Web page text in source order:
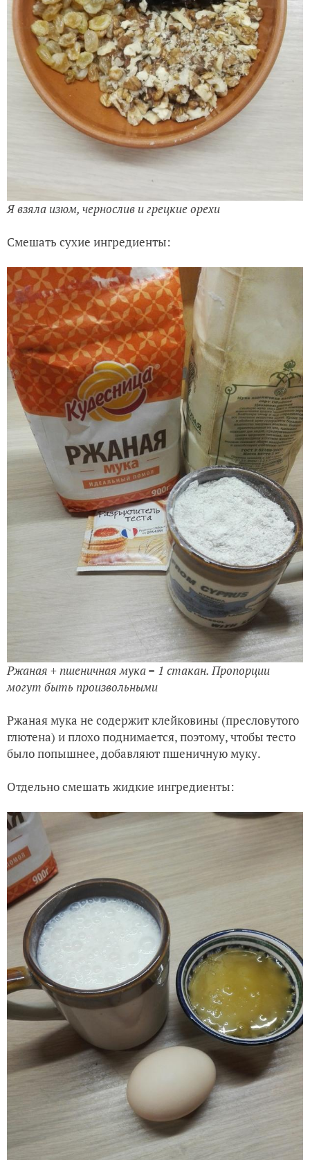
Я взяла изюм, чернослив и грецкие орехи
Смешать сухие ингредиенты:
Ржаная + пшеничная мука = 1 стакан. Пропорции
могут быть произвольными
Ржаная мука не содержит клейковины (пресловутого
глютена) и плохо поднимается, поэтому, чтобы тесто
было попышнее, добавляют пшеничную муку.
Отдельно смешать жидкие ингредиенты: